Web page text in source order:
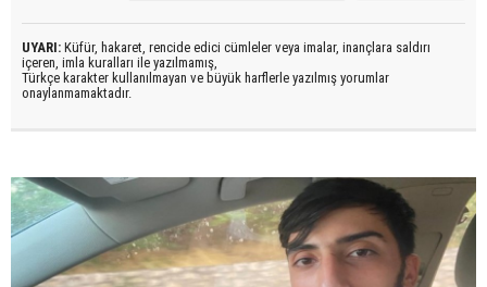
UYARI: Küfür, hakaret, rencide edici cümleler veya imalar, inançlara saldırı
içeren, imla kuralları ile yazılmamış,
Türkçe karakter kullanılmayan ve büyük harflerle yazılmış yorumlar
onaylanmamaktadır.